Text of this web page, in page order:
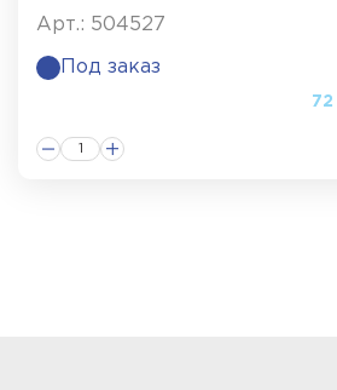
Арт.: 504527
Под заказ
72